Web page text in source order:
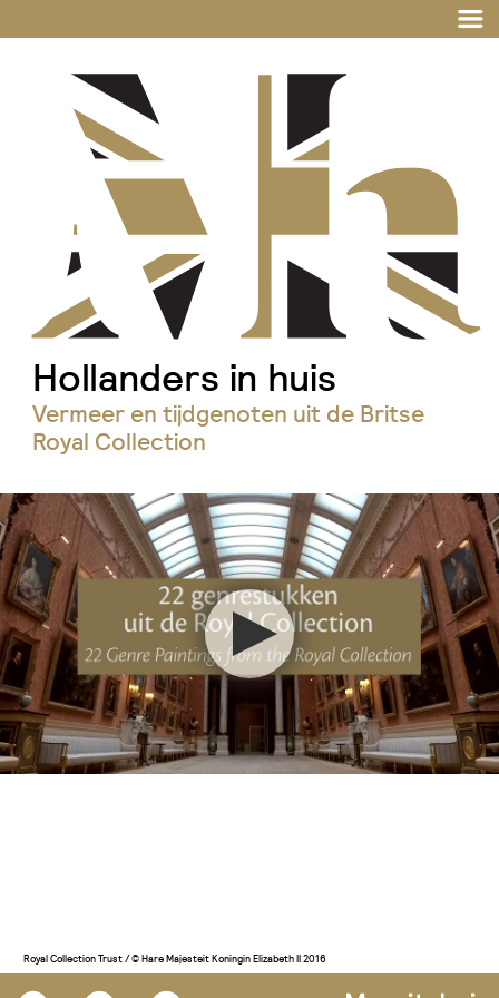
Hollanders in huis
Vermeer en tijdgenoten uit de Britse
Royal Collection
Royal Collection Trust / © Hare Majesteit Koningin Elizabeth II 2016